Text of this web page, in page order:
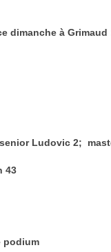
dimanche à Grimaud
Ludovic 2;
43
podium